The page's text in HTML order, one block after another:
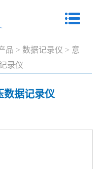
品 > 数据记录仪 > 意
录仪
数据记录仪